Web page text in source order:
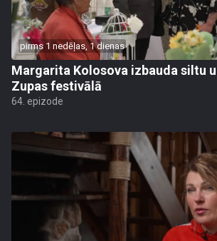
pirms 1 nedēļas, 1 dienas
Margarita Kolosova izbauda siltu
Zupas festivālā
64. epizode